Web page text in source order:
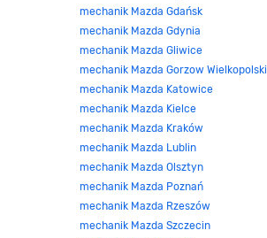
mechanik Mazda Gdańsk
mechanik Mazda Gdynia
mechanik Mazda Gliwice
mechanik Mazda Gorzow Wielkopolski
mechanik Mazda Katowice
mechanik Mazda Kielce
mechanik Mazda Kraków
mechanik Mazda Lublin
mechanik Mazda Olsztyn
mechanik Mazda Poznań
mechanik Mazda Rzeszów
mechanik Mazda Szczecin